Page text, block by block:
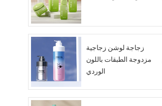
زجاجة لوشن زجاجية
مزدوجة الطبقات باللون
الوردي